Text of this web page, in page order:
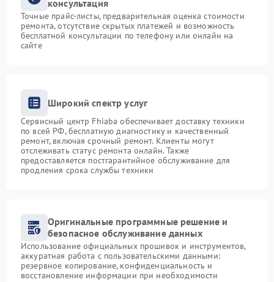
консультация
Точные прайс-листы, предварительная оценка стоимости
ремонта, отсутствие скрытых платежей и возможность
бесплатной консультации по телефону или онлайн на
сайте
Широкий спектр услуг
Сервисный центр Fhiaba обеспечивает доставку техники
по всей РФ, бесплатную диагностику и качественный
ремонт, включая срочный ремонт. Клиенты могут
отслеживать статус ремонта онлайн. Также
предоставляется постгарантийное обслуживание для
продления срока службы техники
Оригинальные программные решение и
безопасное обслуживание данных
Использование официальных прошивок и инструментов,
аккуратная работа с пользовательскими данными:
резервное копирование, конфиденциальность и
восстановление информации при необходимости